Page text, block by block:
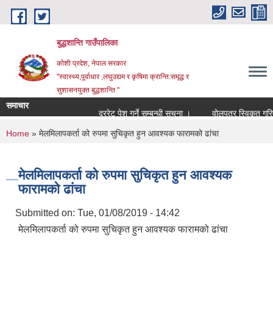
Skip to main content
बुद्धशान्ति गाउँपालिका
कोशी प्रदेश, नेपाल सरकार
"स्वास्थ्य,पूर्वाधार ,लघुउद्यम र कृषिमा क्रान्ति:समृद्ध र
सुशासनयुक्त बुद्धशान्ति "
समाचार
दररेट पेश गर्ने सम्बन्धी सूचना ।
वोलपत्र स्विकृत
You are here
Home » मेलमिलापकर्ता को रुपमा सुचिकृत हुन आवश्यक फारामको ढांचा
मेलमिलापकर्ता को रुपमा सुचिकृत हुन आवश्यक
फारामको ढांचा
Submitted on: Tue, 01/08/2019 - 14:42
मेलमिलापकर्ता को रुपमा सुचिकृत हुन आवश्यक फारामको ढांचा